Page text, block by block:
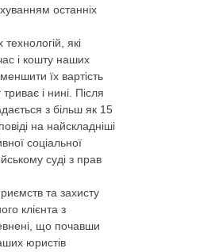
останніх
які
і кошту наших
їх вартість
і нині. Після
з більш як 15
на найскладніші
соціальної
суді з прав
та захисту
клієнта з
що почавши
юристів